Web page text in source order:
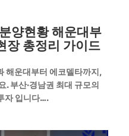
양현황 해운대부
장 총정리 가이드
해운대부터 에코델타까지,
. 부산·경남권 최대 규모의
자 입니다….